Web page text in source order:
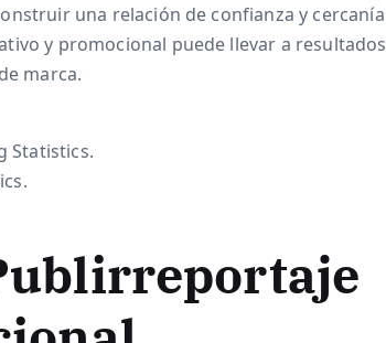
una relación de confianza y cercanía
y promocional puede llevar a resultados
marca.
Statistics.